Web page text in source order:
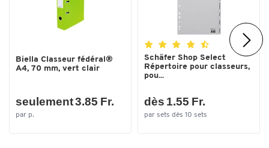
Biella Classeur fédéral®
A4, 70 mm, vert clair
seulement 3.85 Fr.
par p.
Schäfer Shop Select
Répertoire pour classeurs,
pou...
dès 1.55 Fr.
par sets dès 10 sets